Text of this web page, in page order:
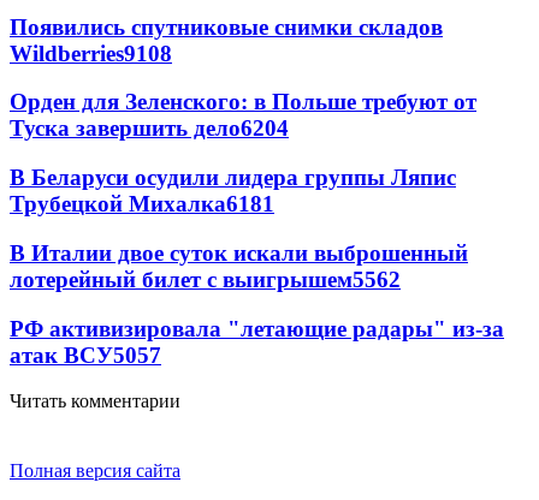
Появились спутниковые снимки складов
Wildberries9108
Орден для Зеленского: в Польше требуют от
Туска завершить дело6204
В Беларуси осудили лидера группы Ляпис
Трубецкой Михалка6181
В Италии двое суток искали выброшенный
лотерейный билет с выигрышем5562
РФ активизировала "летающие радары" из-за
атак ВСУ5057
Читать комментарии
Полная версия сайта